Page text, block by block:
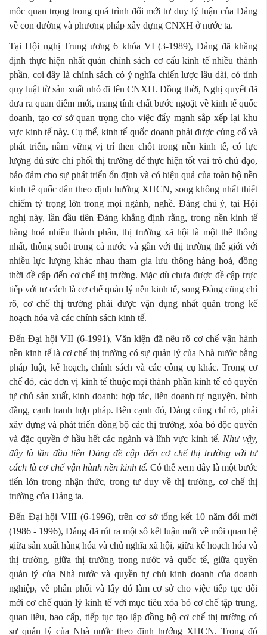
mốc quan trọng trong quá trình đổi mới tư duy lý luận của Đảng
về con đường và phương pháp xây dựng CNXH ở nước ta.
Tại Hội nghị Trung ương 6 khóa VI (3-1989), Đảng đã khẳng
định thực hiện nhất quán chính sách cơ cấu kinh tế nhiều thành
phần, coi đây là chính sách có ý nghĩa chiến lược lâu dài, có tính
quy luật từ sản xuất nhỏ đi lên CNXH. Đồng thời, Nghị quyết đã
đưa ra quan điểm mới, mang tính chất bước ngoặt về kinh tế quốc
doanh, tạo cơ sở quan trọng cho việc đẩy mạnh sắp xếp lại khu
vực kinh tế này. Cụ thể, kinh tế quốc doanh phải được củng cố và
phát triển, nắm vững vị trí then chốt trong nền kinh tế, có lực
lượng đủ sức chi phối thị trường để thực hiện tốt vai trò chủ đạo,
bảo đảm cho sự phát triển ổn định và có hiệu quả của toàn bộ nền
kinh tế quốc dân theo định hướng XHCN, song không nhất thiết
chiếm tỷ trọng lớn trong mọi ngành, nghề. Đáng chú ý, tại Hội
nghị này, lần đầu tiên Đảng khẳng định rằng, trong nền kinh tế
hàng hoá nhiều thành phần, thị trường xã hội là một thể thống
nhất, thông suốt trong cả nước và gắn với thị trường thế giới với
nhiều lực lượng khác nhau tham gia lưu thông hàng hoá, đồng
thời đề cập đến cơ chế thị trường. Mặc dù chưa được đề cập trực
tiếp với tư cách là cơ chế quản lý nền kinh tế, song Đảng cũng chỉ
rõ, cơ chế thị trường phải được vận dụng nhất quán trong kế
hoạch hóa và các chính sách kinh tế.
Đến Đại hội VII (6-1991), Văn kiện đã nêu rõ cơ chế vận hành
nền kinh tế là cơ chế thị trường có sự quản lý của Nhà nước bằng
pháp luật, kế hoạch, chính sách và các công cụ khác. Trong cơ
chế đó, các đơn vị kinh tế thuộc mọi thành phần kinh tế có quyền
tự chủ sản xuất, kinh doanh; hợp tác, liên doanh tự nguyện, bình
đẳng, cạnh tranh hợp pháp. Bên cạnh đó, Đảng cũng chỉ rõ, phải
xây dựng và phát triển đồng bộ các thị trường, xóa bỏ độc quyền
và đặc quyền ở hầu hết các ngành và lĩnh vực kinh tế. Như vậy,
đây là lần đầu tiên Đảng đề cập đến cơ chế thị trường với tư
cách là cơ chế vận hành nền kinh tế.Có thể xem đây là một bước
tiến lớn trong nhận thức, trong tư duy về thị trường, cơ chế thị
trường của Đảng ta.
Đến Đại hội VIII (6-1996), trên cơ sở tổng kết 10 năm đổi mới
(1986 - 1996), Đảng đã rút ra một số kết luận mới về mối quan hệ
giữa sản xuất hàng hóa và chủ nghĩa xã hội, giữa kế hoạch hóa và
thị trường, giữa thị trường trong nước và quốc tế, giữa quyền
quản lý của Nhà nước và quyền tự chủ kinh doanh của doanh
nghiệp, về phân phối và lấy đó làm cơ sở cho việc tiếp tục đổi
mới cơ chế quản lý kinh tế với mục tiêu xóa bỏ cơ chế tập trung,
quan liêu, bao cấp, tiếp tục tạo lập đồng bộ cơ chế thị trường có
sự quản lý của Nhà nước theo định hướng XHCN. Trong đó